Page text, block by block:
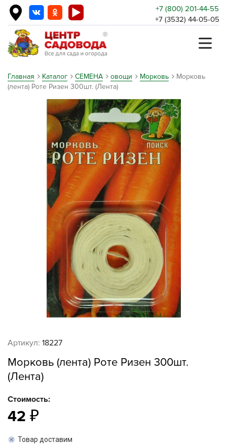
+7 (800) 201-44-55
+7 (3532) 44-05-05
Главная Каталог СЕМЕНА овощи Морковь
Морковь
(лента) Роте Ризен 300шт. (Лента)
Артикул: 18227
Морковь (лента) Роте Ризен 300шт.
(Лента)
Стоимость:
42
Товар доставим